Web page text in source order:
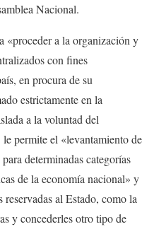
Nacional.
«proceder a la organización y
con fines
en procura de su
estrictamente en la
a la voluntad del
permite el «levantamiento de
determinadas categorías
de la economía nacional» y
al Estado, como la
y concederles otro tipo de